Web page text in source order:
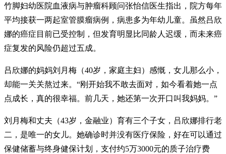
竹脚妇幼医院血液病与肿瘤科顾问张怡信医生指出，院方每年
平均接获一两起室管膜瘤病例，病患多为年幼儿童。虽然吕欣
娜的癌症目前已受控制，但发育明显比同龄人迟缓，而未来癌
症复发的风险仍超过五成。
吕欣娜的妈妈刘月梅（40岁，家庭主妇）感慨，女儿那么小，
却能一关关熬过来。“刚开始我不敢去面对，如今看着她一点
点成长，真的很幸福。前几天，她还第一次开口叫我妈妈。”
刘月梅和丈夫（43岁，金融业）育有三个子女，吕欣娜排行老
二，是唯一的女儿。她确诊时并没有医疗保险，好在可以通过
保健储蓄与终身健保计划，支付约5万3000元的质子治疗费